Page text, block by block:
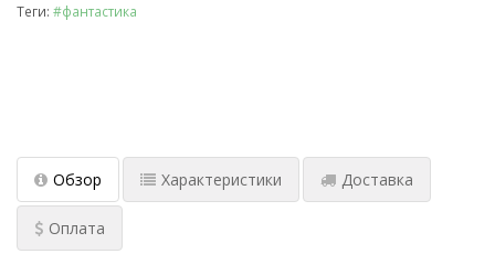
Теги: #фантастика
Обзор Характеристики Доставка
Оплата